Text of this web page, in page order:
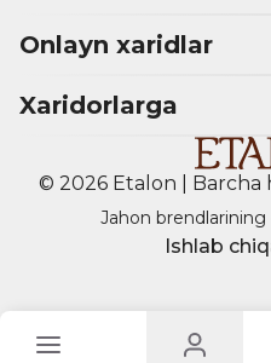
Onlayn xaridlar
Xaridorlarga
© 2026 Etalon |
Jahon
Ishlab